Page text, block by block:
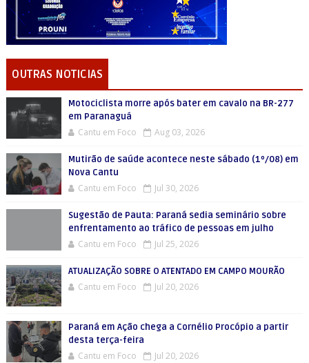
OUTRAS NOTICIAS
Motociclista morre após bater em cavalo na BR-277
em Paranaguá
Cantu em Foco Aug 03, 2026
Mutirão de saúde acontece neste sábado (1º/08) em
Nova Cantu
Cantu em Foco Jul 30, 2026
Sugestão de Pauta: Paraná sedia seminário sobre
enfrentamento ao tráfico de pessoas em julho
Cantu em Foco Jul 25, 2026
ATUALIZAÇÃO SOBRE O ATENTADO EM CAMPO MOURÃO
Cantu em Foco Jul 20, 2026
Paraná em Ação chega a Cornélio Procópio a partir
desta terça-feira
Cantu em Foco Jul 20, 2026